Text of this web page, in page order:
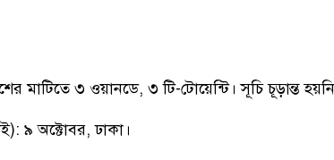
মাটিতে ৩ ওয়ানডে, ৩ টি-টোয়েন্টি। সূচি চূড়ান্ত
৯ অক্টোবর, ঢাকা।